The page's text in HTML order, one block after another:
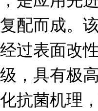
复配而成。
经过表面改
级，具有极
化抗菌机理